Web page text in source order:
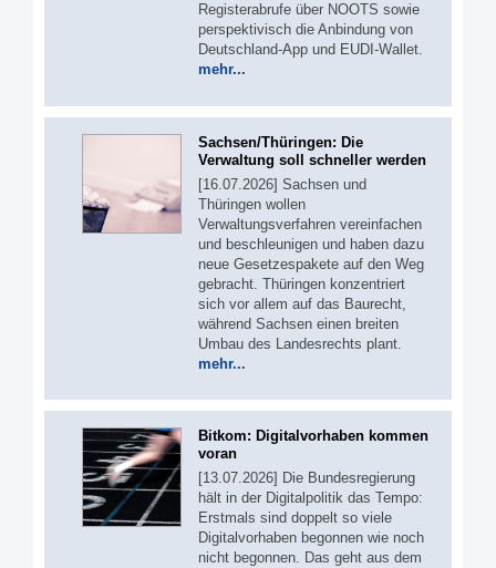
Registerabrufe über NOOTS sowie
perspektivisch die Anbindung von
Deutschland-App und EUDI-Wallet.
mehr...
Sachsen/Thüringen: Die
Verwaltung soll schneller werden
[16.07.2026] Sachsen und
Thüringen wollen
Verwaltungsverfahren vereinfachen
und beschleunigen und haben dazu
neue Gesetzespakete auf den Weg
gebracht. Thüringen konzentriert
sich vor allem auf das Baurecht,
während Sachsen einen breiten
Umbau des Landesrechts plant.
mehr...
Bitkom: Digitalvorhaben kommen
voran
[13.07.2026] Die Bundesregierung
hält in der Digitalpolitik das Tempo:
Erstmals sind doppelt so viele
Digitalvorhaben begonnen wie noch
nicht begonnen. Das geht aus dem